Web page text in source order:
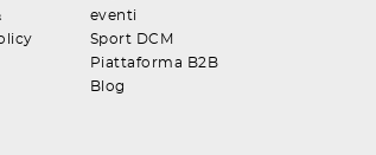
eventi
Sport DCM
Piattaforma B2B
Blog